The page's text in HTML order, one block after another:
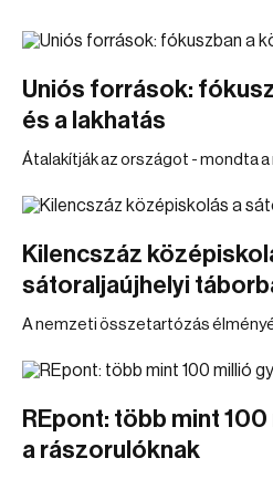
Uniós források:
és a lakhatás
Átalakítják az országot - mondta
Kilencszáz
sátoraljaújhelyi
A nemzeti összetartózás
REpont: több mint
a rászorulóknak